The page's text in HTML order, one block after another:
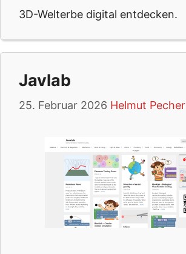
3D-Welterbe digital entdecken.
Javlab
25. Februar 2026 Helmut Pecher